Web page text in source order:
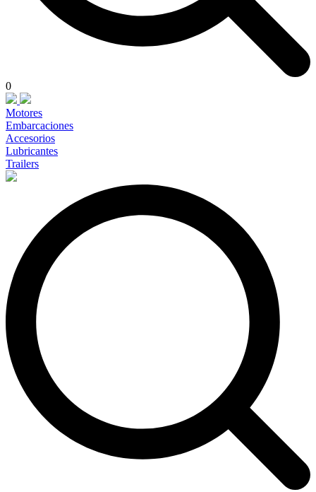
0
Motores
Embarcaciones
Accesorios
Lubricantes
Trailers